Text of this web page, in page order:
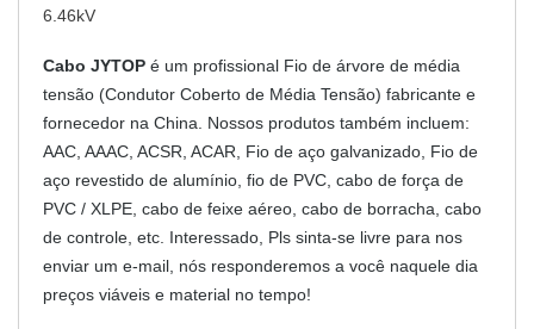
6.46kV
Cabo JYTOP é um profissional Fio de árvore de média
tensão (Condutor Coberto de Média Tensão) fabricante e
fornecedor na China. Nossos produtos também incluem:
AAC, AAAC, ACSR, ACAR, Fio de aço galvanizado, Fio de
aço revestido de alumínio, fio de PVC, cabo de força de
PVC / XLPE, cabo de feixe aéreo, cabo de borracha, cabo
de controle, etc. Interessado, Pls sinta-se livre para nos
enviar um e-mail, nós responderemos a você naquele dia
preços viáveis e material no tempo!